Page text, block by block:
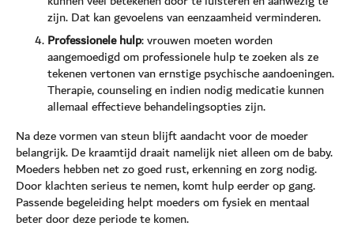
zijn. Dat kan gevoelens van eenzaamheid verminderen.
Professionele hulp: vrouwen moeten worden
aangemoedigd om professionele hulp te zoeken als ze
tekenen vertonen van ernstige psychische aandoeningen.
Therapie, counseling en indien nodig medicatie kunnen
allemaal effectieve behandelingsopties zijn.
Na deze vormen van steun blijft aandacht voor de moeder
belangrijk. De kraamtijd draait namelijk niet alleen om de baby.
Moeders hebben net zo goed rust, erkenning en zorg nodig.
Door klachten serieus te nemen, komt hulp eerder op gang.
Passende begeleiding helpt moeders om fysiek en mentaal
beter door deze periode te komen.